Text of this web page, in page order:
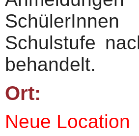
Schulstufe
behandelt.
Ort:
Neue Location